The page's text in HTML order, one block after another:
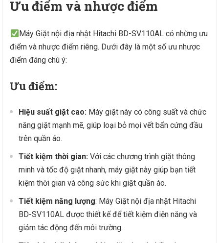
Ưu điểm và nhược điểm
Máy Giặt nội địa nhật Hitachi BD-SV110AL có những ưu
điểm và nhược điểm riêng. Dưới đây là một số ưu nhược
điểm đáng chú ý:
Ưu điểm:
Hiệu suất giặt cao: Máy giặt này có công suất và chức
năng giặt mạnh mẽ, giúp loại bỏ mọi vết bẩn cứng đầu
trên quần áo.
Tiết kiệm thời gian: Với các chương trình giặt thông
minh và tốc độ giặt nhanh, máy giặt này giúp bạn tiết
kiệm thời gian và công sức khi giặt quần áo.
Tiết kiệm năng lượng: Máy Giặt nội địa nhật Hitachi
BD-SV110AL được thiết kế để tiết kiệm điện năng và
giảm tác động đến môi trường.